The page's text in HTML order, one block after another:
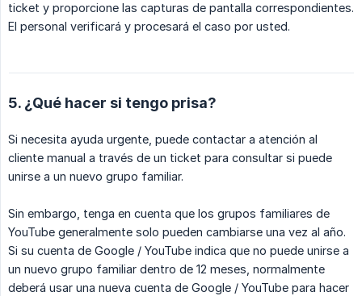
ticket y proporcione las capturas de pantalla correspondientes.
El personal verificará y procesará el caso por usted.
5. ¿Qué hacer si tengo prisa?
Si necesita ayuda urgente, puede contactar a atención al
cliente manual a través de un ticket para consultar si puede
unirse a un nuevo grupo familiar.
Sin embargo, tenga en cuenta que los grupos familiares de
YouTube generalmente solo pueden cambiarse una vez al año.
Si su cuenta de Google / YouTube indica que no puede unirse a
un nuevo grupo familiar dentro de 12 meses, normalmente
deberá usar una nueva cuenta de Google / YouTube para hacer